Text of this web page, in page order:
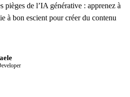
pièges de l’IA générative : apprenez à
à bon escient pour créer du contenu